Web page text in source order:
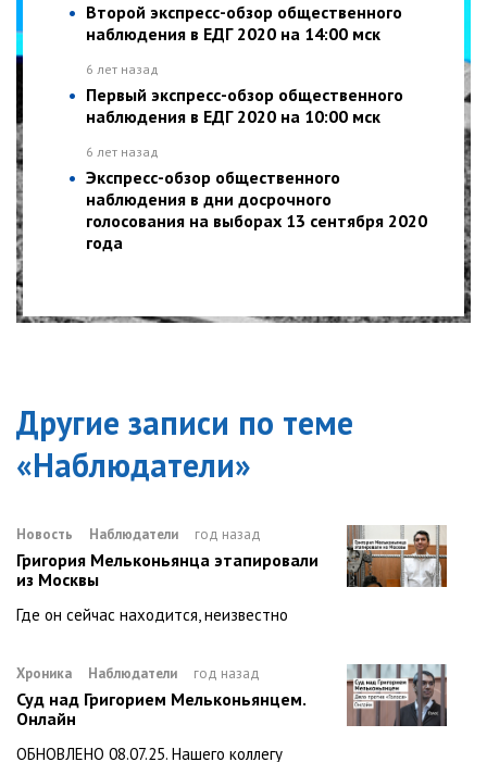
Второй экспресс-обзор общественного
наблюдения в ЕДГ 2020 на 14:00 мск
6 лет назад
Первый экспресс-обзор общественного
наблюдения в ЕДГ 2020 на 10:00 мск
6 лет назад
Экспресс-обзор общественного
наблюдения в дни досрочного
голосования на выборах 13 сентября 2020
года
Другие записи по теме
«Наблюдатели»
Новость Наблюдатели год назад
Григория Мельконьянца этапировали
из Москвы
Где он сейчас находится, неизвестно
Хроника Наблюдатели год назад
Суд над Григорием Мельконьянцем.
Онлайн
ОБНОВЛЕНО 08.07.25. Нашего коллегу